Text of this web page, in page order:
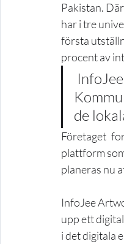
Pakistan.
har i tre
första
procent av
de
Företaget
plattform
planeras nu
InfoJee
upp ett
i det digitala